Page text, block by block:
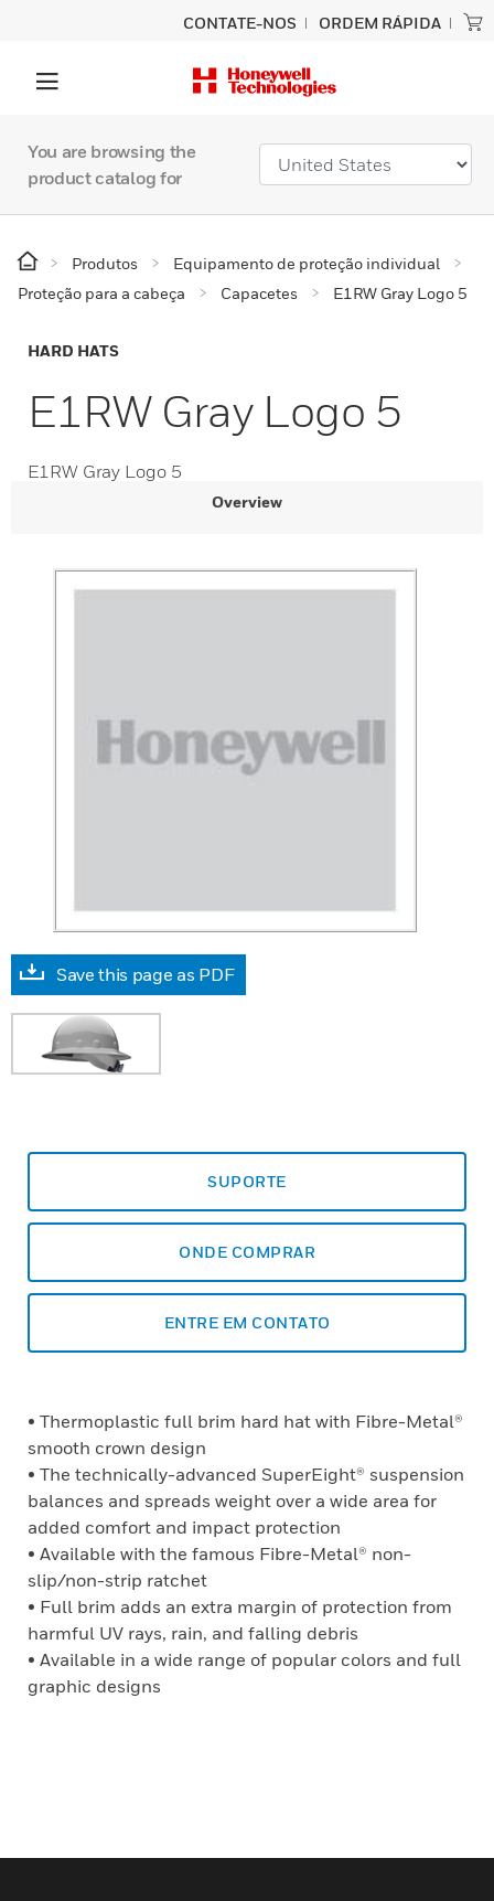
CONTATE-NOS ORDEM RÁPIDA
You are browsing the
product catalog for
Produtos
Equipamento de proteção individual
Proteção para a cabeça
Capacetes E1RW Gray Logo 5
HARD HATS
E1RW Gray Logo 5
E1RW Gray Logo 5
Overview
Save this page as PDF
SUPORTE
ONDE COMPRAR
ENTRE EM CONTATO
• Thermoplastic full brim hard hat with Fibre-Metal®
smooth crown design
• The technically-advanced SuperEight® suspension
balances and spreads weight over a wide area for
added comfort and impact protection
• Available with the famous Fibre-Metal® non-
slip/non-strip ratchet
• Full brim adds an extra margin of protection from
harmful UV rays, rain, and falling debris
• Available in a wide range of popular colors and full
graphic designs